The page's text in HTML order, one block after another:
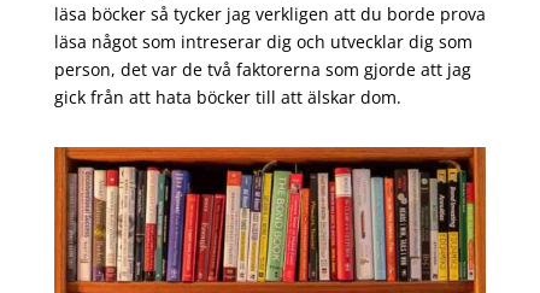
läsa böcker så tycker jag verkligen att du borde prova
läsa något som intreserar dig och utvecklar dig som
person, det var de två faktorerna som gjorde att jag
gick från att hata böcker till att älskar dom.